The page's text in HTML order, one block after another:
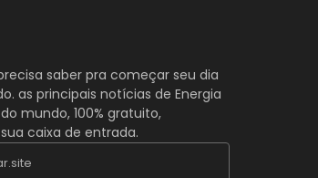
saber pra começar seu dia
as principais notícias de Energia
mundo, 100% gratuito,
caixa de entrada.